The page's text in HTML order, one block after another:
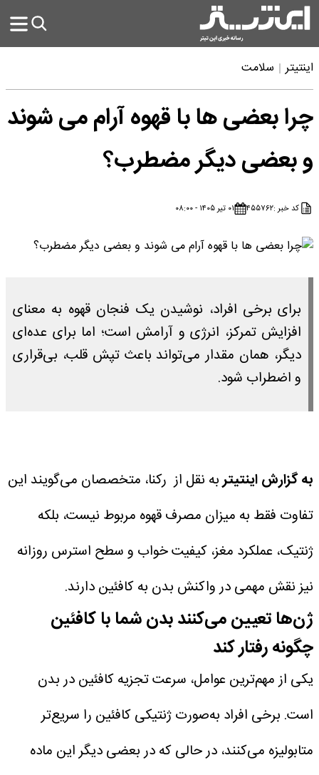
اینتیتر سلامت
چرا بعضی‌ ها با قهوه آرام می‌ شوند
و بعضی دیگر مضطرب؟
کد خبر :۴۵۵۷۶۲ ۰۱ تیر ۱۴۰۵ - ۰۸:۰۰
برای برخی افراد، نوشیدن یک فنجان قهوه به معنای
افزایش تمرکز، انرژی و آرامش است؛ اما برای عده‌ای
دیگر، همان مقدار می‌تواند باعث تپش قلب، بی‌قراری
و اضطراب شود.
به گزارش اینتیتربه نقل از رکنا، متخصصان می‌گویند این
تفاوت فقط به میزان مصرف قهوه مربوط نیست، بلکه
ژنتیک، عملکرد مغز، کیفیت خواب و سطح استرس روزانه
نیز نقش مهمی در واکنش بدن به کافئین دارند.
ژن‌ها تعیین می‌کنند بدن شما با کافئین
چگونه رفتار کند
یکی از مهم‌ترین عوامل، سرعت تجزیه کافئین در بدن
است. برخی افراد به‌صورت ژنتیکی کافئین را سریع‌تر
متابولیزه می‌کنند، در حالی که در بعضی دیگر این ماده